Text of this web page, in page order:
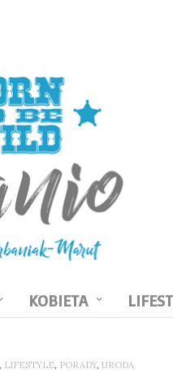
KOBIETA
LIFESTYLE, PORADY, URODA